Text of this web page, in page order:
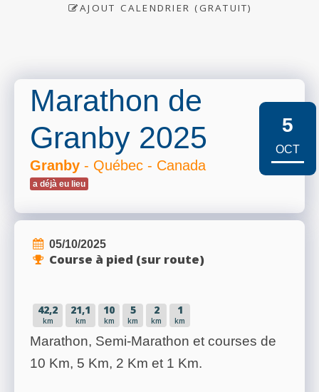
AJOUT CALENDRIER (GRATUIT)
Marathon de
Granby 2025
Granby - Québec - Canada
a déjà eu lieu
5
OCT
05/10/2025
Course à pied (sur route)
42,2
km
21,1
km
10
km
5
km
2
km
1
km
Marathon, Semi-Marathon et courses de
10 Km, 5 Km, 2 Km et 1 Km.